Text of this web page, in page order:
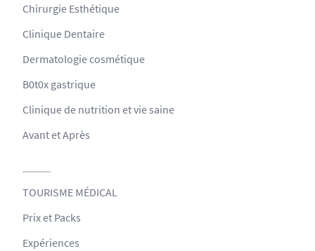
Chirurgie Esthétique
Clinique Dentaire
Dermatologie cosmétique
B0t0x gastrique
Clinique de nutrition et vie saine
Avant et Après
TOURISME MÉDICAL
Prix et Packs
Expériences